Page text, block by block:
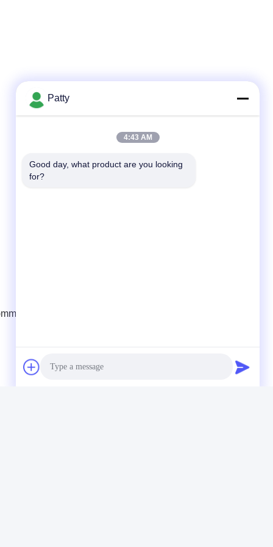
con il panno applicatore incluso.
Patty
4:43 AM
Good day, what product are you looking
for?